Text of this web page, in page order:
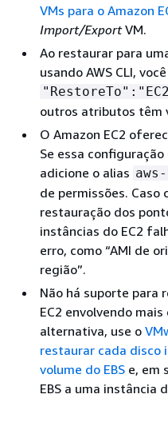
VMs para o Amazon
Import/ExportVM.
Ao restaurar para
usando AWS CLI,
outros atributos têm
O Amazon EC2
Se essa
adicione o alias
de permissões. Caso
restauração dos
instâncias do EC2
erro, como “AMI de
região”.
Não há suporte para
EC2 envolvendo
alternativa, use o
restaurar cada disco
volume do EBS e, em
EBS a uma instância